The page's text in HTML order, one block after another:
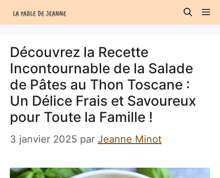
au
Découvrez la Recette
Incontournable de la Salade
de Pâtes au Thon Toscane :
Un Délice Frais et Savoureux
pour Toute la Famille !
3 janvier 2025 par Jeanne Minot